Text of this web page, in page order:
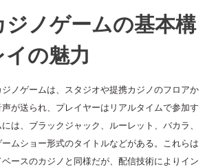
ジノゲームの基本構
の魅力
ノゲームは、スタジオや提携カジノのフロアか
が送られ、プレイヤーはリアルタイムで参加す
は、ブラックジャック、ルーレット、バカラ、
ムショー形式のタイトルなどがある。これらは
ースのカジノと同様だが、配信技術によりイン